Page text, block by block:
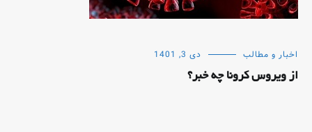
اخبار و مطالب دی 3, 1401
از ویروس کرونا چه خبر؟